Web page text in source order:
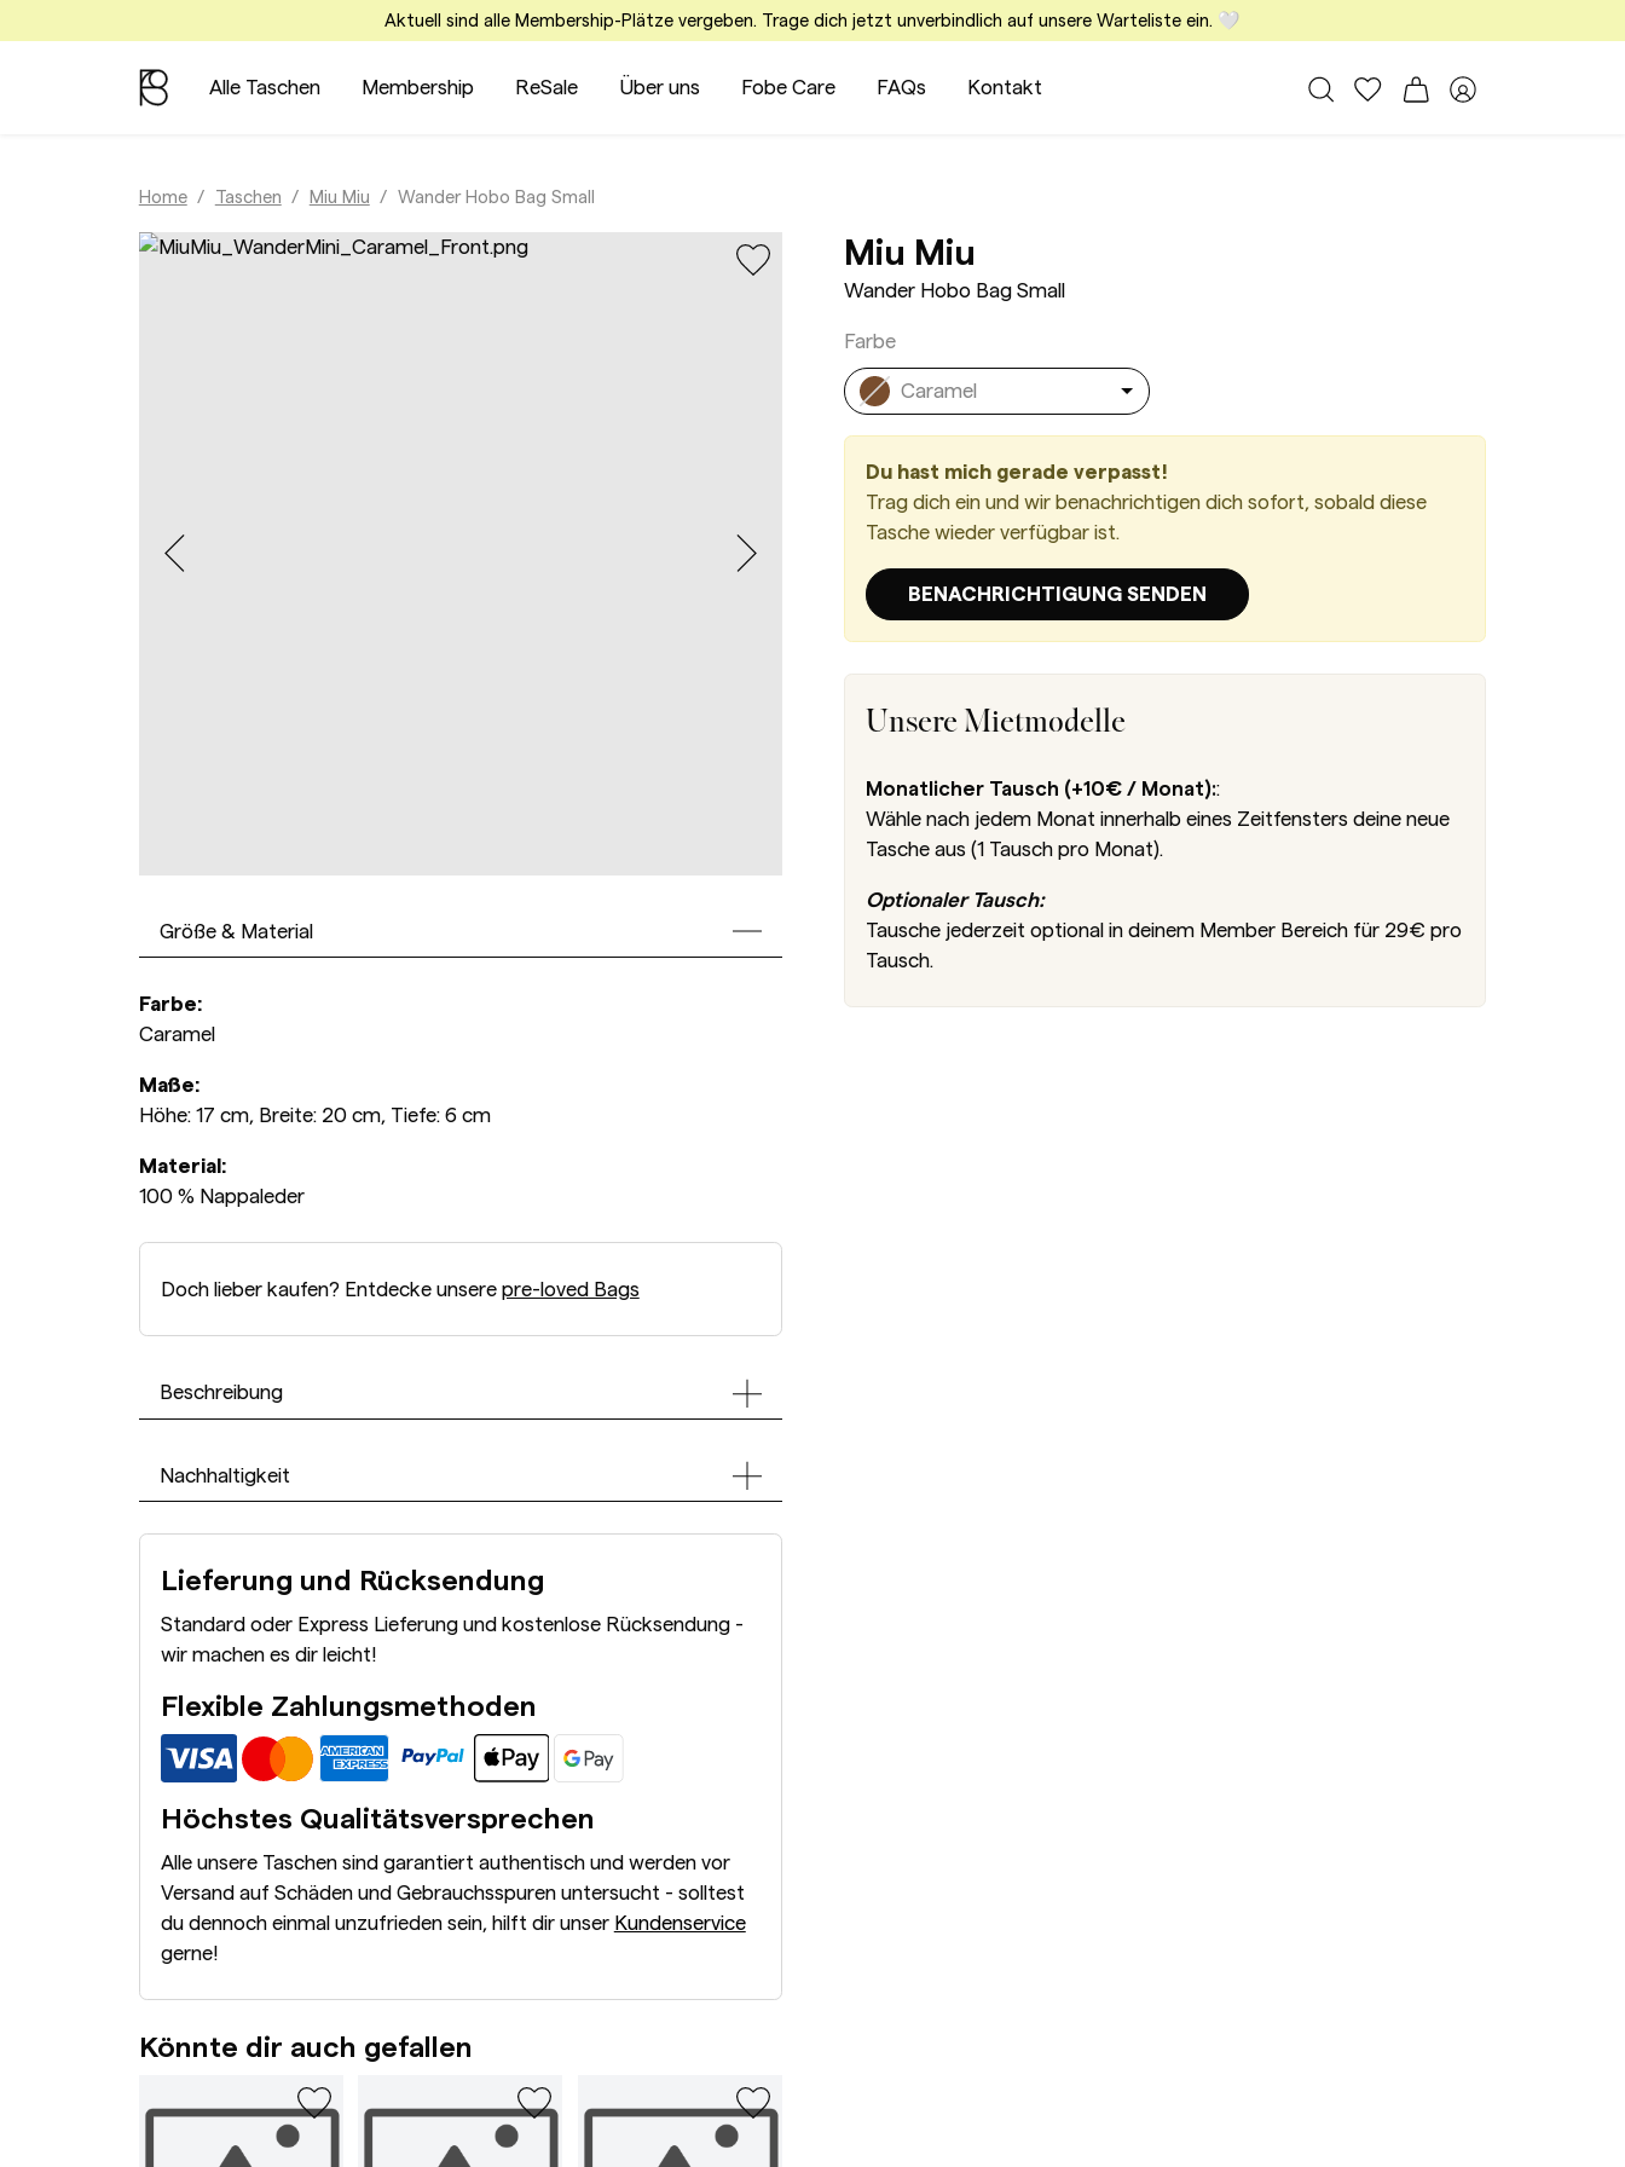
Aktuell sind alle Membership-Plätze vergeben. Trage dich jetzt unverbindlich auf unsere Warteliste ein. 🤍
Alle Taschen Membership ReSale Über uns Fobe Care FAQs Kontakt Alle Taschen
Meine Favoriten
WarenkorbMember Bereich
Home Taschen Miu Miu Wander Hobo Bag Small
Größe & Material
Farbe:
Caramel
Maße:
Höhe: 17 cm, Breite: 20 cm, Tiefe: 6 cm
Material:
100 % Nappaleder
Doch lieber kaufen? Entdecke unsere pre-loved Bags
Beschreibung
Nachhaltigkeit
Lieferung und Rücksendung
Standard oder Express Lieferung und kostenlose Rücksendung -
wir machen es dir leicht!
Flexible Zahlungsmethoden
Höchstes Qualitätsversprechen
Alle unsere Taschen sind garantiert authentisch und werden vor
Versand auf Schäden und Gebrauchsspuren untersucht - solltest
du dennoch einmal unzufrieden sein, hilft dir unser Kundenservice
gerne!
Könnte dir auch gefallen
Miu Miu
Wander Hobo Bag Small
Farbe
Caramel
Du hast mich gerade verpasst!
Trag dich ein und wir benachrichtigen dich sofort, sobald diese
Tasche wieder verfügbar ist.
BENACHRICHTIGUNG SENDEN
Unsere Mietmodelle
Monatlicher Tausch (+10€ / Monat)::
Wähle nach jedem Monat innerhalb eines Zeitfensters deine neue
Tasche aus (1 Tausch pro Monat).
Optionaler Tausch:
Tausche jederzeit optional in deinem Member Bereich für 29€ pro
Tausch.